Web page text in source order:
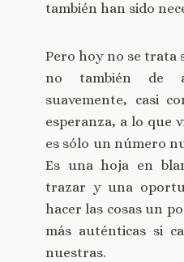
también han sido
Pero hoy no se trata
no también de
suavemente, casi
esperanza, a lo que
es sólo un número
Es una hoja en
trazar y una
hacer las cosas un
más auténticas si
nuestras.